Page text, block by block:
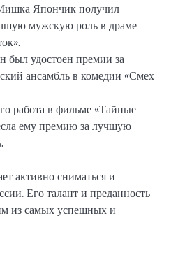
Япончик получил
мужскую роль в драме
был удостоен премии за
ансамбль в комедии «Смех
работа в фильме «Тайные
ему премию за лучшую
активно сниматься и
Его талант и преданность
из самых успешных и